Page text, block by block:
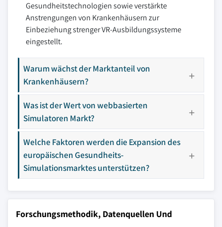
Gesundheitstechnologien sowie verstärkte
Anstrengungen von Krankenhäusern zur
Einbeziehung strenger VR-Ausbildungssysteme
eingestellt.
Warum wächst der Marktanteil von
Krankenhäusern?
Was ist der Wert von webbasierten
Simulatoren Markt?
Welche Faktoren werden die Expansion des
europäischen Gesundheits-
Simulationsmarktes unterstützen?
Forschungsmethodik, Datenquellen Und